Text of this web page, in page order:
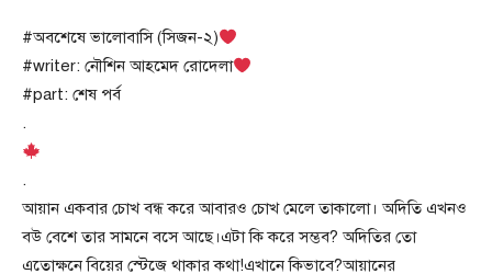
#অবশেষে ভালোবাসি (সিজন-২)
#writer: নৌশিন আহমেদ রোদেলা
#part: শেষ পর্ব
.
.
আয়ান একবার চোখ বন্ধ করে আবারও চোখ মেলে তাকালো। অদিতি এখনও
বউ বেশে তার সামনে বসে আছে।এটা কি করে সম্ভব? অদিতির তো
এতোক্ষনে বিয়ের স্টেজে থাকার কথা!এখানে কিভাবে?আয়ানের